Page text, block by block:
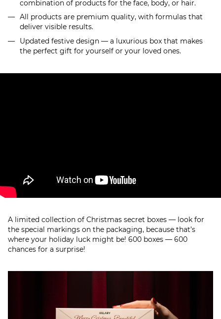
combination of products for the face, body, or hair.
All products are premium quality, with formulas that
deliver visible results.
Updated festive design — a luxurious box that makes
the perfect gift for yourself or your loved ones.
A limited collection of Christmas secret boxes — look for
the special markings on the packaging, because that’s
where your holiday luck might be! 600 boxes — 600
chances for a surprise!